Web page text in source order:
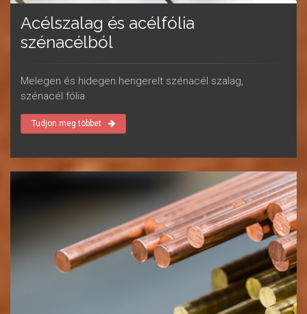
Acélszalag és acélfólia
szénacélból
Melegen és hidegen hengerelt szénacél szalag,
szénacél fólia
Tudjon meg többet